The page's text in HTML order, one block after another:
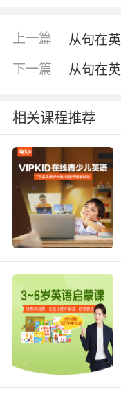
标记易错陷阱；
色编码系统使知
语言教育专家
错误转化链。以
集训-外教情景对
该微技能领域达
升级为错误-原因-
能：错题本的智
困难、统计滞后
过AI图像识别技
误预警、个性化
能的学员复习针
少68%。 数字化
照SpaceX的快速
题本与学习日志
明星学员通过错
型交叉分析，三
升两个等级。 科
为师的学习哲学
明，坚持系统化
上一篇 从句在
下一篇 从句在
相关课程推荐